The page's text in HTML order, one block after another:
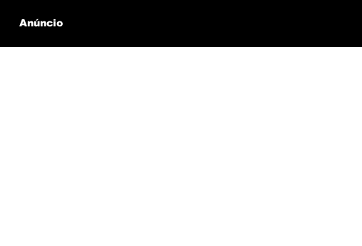
Anúncio